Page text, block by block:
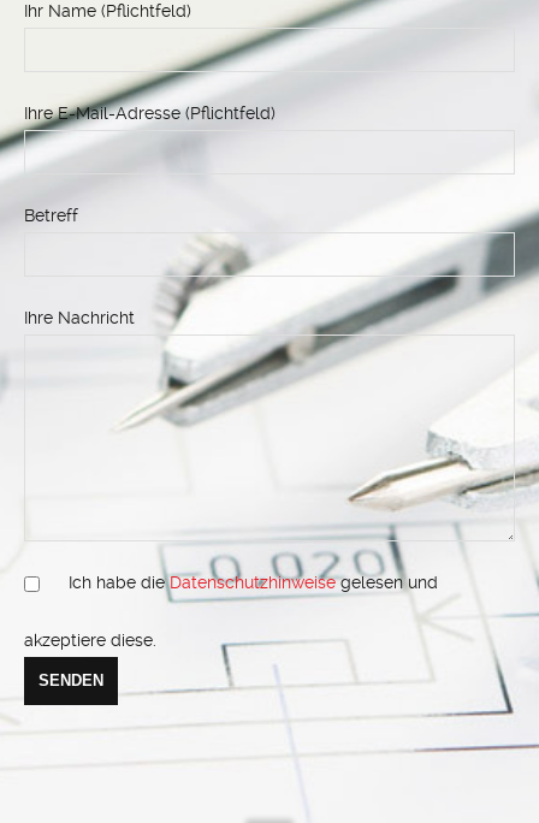
Ihr Name (Pflichtfeld)
Ihre E-Mail-Adresse (Pflichtfeld)
Betreff
Ihre Nachricht
Ich habe dieDatenschutzhinweisegelesen und
akzeptiere diese.